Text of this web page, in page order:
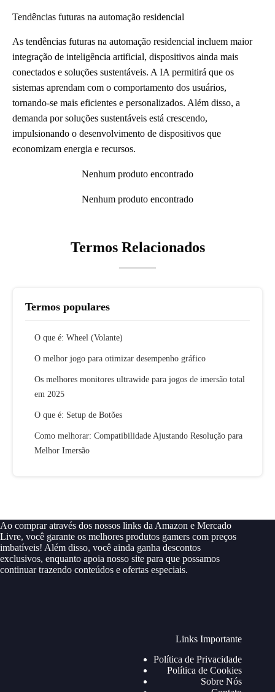
Tendências futuras na automação residencial
As tendências futuras na automação residencial incluem maior
integração de inteligência artificial, dispositivos ainda mais
conectados e soluções sustentáveis. A IA permitirá que os
sistemas aprendam com o comportamento dos usuários,
tornando-se mais eficientes e personalizados. Além disso, a
demanda por soluções sustentáveis está crescendo,
impulsionando o desenvolvimento de dispositivos que
economizam energia e recursos.
Nenhum produto encontrado
Nenhum produto encontrado
Termos Relacionados
Termos populares
O que é: Wheel (Volante)
O melhor jogo para otimizar desempenho gráfico
Os melhores monitores ultrawide para jogos de imersão total
em 2025
O que é: Setup de Botões
Como melhorar: Compatibilidade Ajustando Resolução para
Melhor Imersão
Ao comprar através dos nossos links da Amazon e Mercado
Livre, você garante os melhores produtos gamers com preços
imbatíveis! Além disso, você ainda ganha descontos
exclusivos, enquanto apoia nosso site para que possamos
continuar trazendo conteúdos e ofertas especiais.
Links Importante
Política de Privacidade
Política de Cookies
Sobre Nós